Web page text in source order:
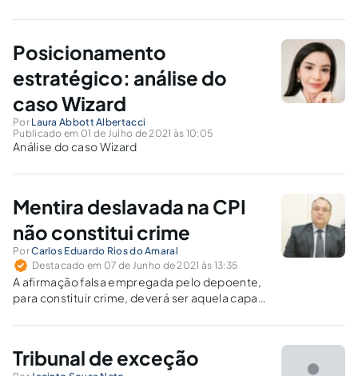
Posicionamento
estratégico: análise do
caso Wizard
Por Laura Abbott Albertacci
Publicado em 01 de Julho de 2021 às 10:05
Análise do caso Wizard
Mentira deslavada na CPI
não constitui crime
PorCarlos Eduardo Rios do Amaral
Destacado em 07 de Junho de 2021 às 13:35
A afirmação falsa empregada pelo depoente,
para constituir crime, deverá ser aquela capaz
embaraçando a apuração do fato
Tribunal de exceção